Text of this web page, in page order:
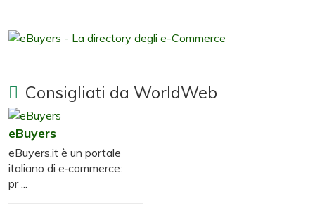
Consigliati da WorldWeb
eBuyers
eBuyers.it è un portale
italiano di e‑commerce:
pr ...